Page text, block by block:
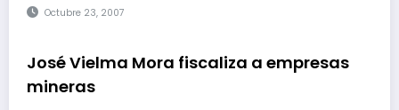
Octubre 23, 2007
José Vielma Mora fiscaliza a empresas
mineras